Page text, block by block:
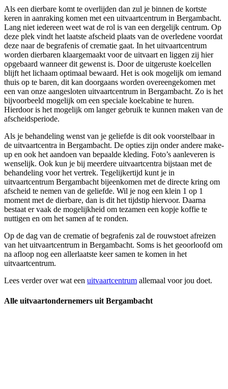
Als een dierbare komt te overlijden dan zul je binnen de kortste
keren in aanraking komen met een uitvaartcentrum in Bergambacht.
Lang niet iedereen weet wat de rol is van een dergelijk centrum. Op
deze plek vindt het laatste afscheid plaats van de overledene voordat
deze naar de begrafenis of crematie gaat. In het uitvaartcentrum
worden dierbaren klaargemaakt voor de uitvaart en liggen zij hier
opgebaard wanneer dit gewenst is. Door de uitgeruste koelcellen
blijft het lichaam optimaal bewaard. Het is ook mogelijk om iemand
thuis op te baren, dit kan doorgaans worden overeengekomen met
een van onze aangesloten uitvaartcentrum in Bergambacht. Zo is het
bijvoorbeeld mogelijk om een speciale koelcabine te huren.
Hierdoor is het mogelijk om langer gebruik te kunnen maken van de
afscheidsperiode.
Als je behandeling wenst van je geliefde is dit ook voorstelbaar in
de uitvaartcentra in Bergambacht. De opties zijn onder andere make-
up en ook het aandoen van bepaalde kleding. Foto’s aanleveren is
wenselijk. Ook kun je bij meerdere uitvaartcentra bijstaan met de
behandeling voor het vertrek. Tegelijkertijd kunt je in
uitvaartcentrum Bergambacht bijeenkomen met de directe kring om
afscheid te nemen van de geliefde. Wil je nog een klein 1 op 1
moment met de dierbare, dan is dit het tijdstip hiervoor. Daarna
bestaat er vaak de mogelijkheid om tezamen een kopje koffie te
nuttigen en om het samen af te ronden.
Op de dag van de crematie of begrafenis zal de rouwstoet afreizen
van het uitvaartcentrum in Bergambacht. Soms is het geoorloofd om
na afloop nog een allerlaatste keer samen te komen in het
uitvaartcentrum.
Lees verder over wat een uitvaartcentrum allemaal voor jou doet.
Alle uitvaartondernemers uit Bergambacht